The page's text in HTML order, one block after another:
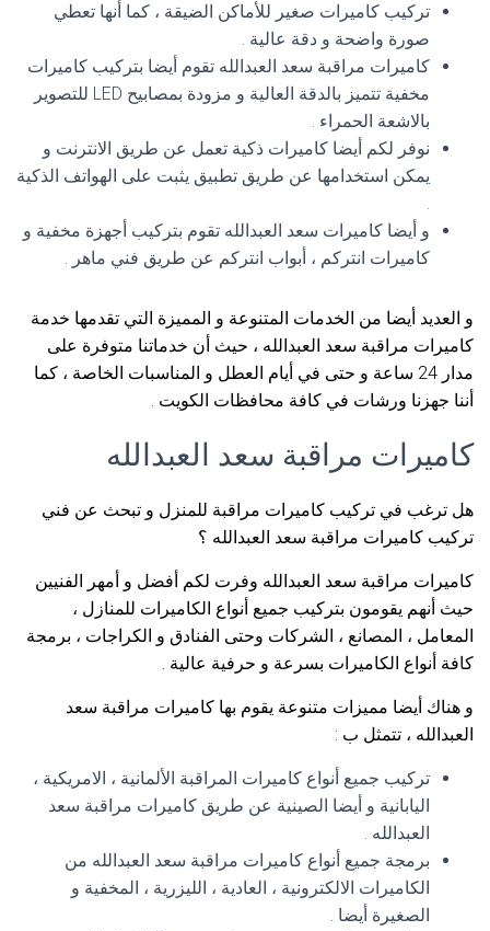
تركيب كاميرات صغير للأماكن الضيقة ، كما أنها تعطي
صورة واضحة و دقة عالية .
كاميرات مراقبة سعد العبدالله تقوم أيضا بتركيب كاميرات
مخفية تتميز بالدقة العالية و مزودة بمصابيح LED للتصوير
بالاشعة الحمراء .
نوفر لكم أيضا كاميرات ذكية تعمل عن طريق الانترنت و
يمكن استخدامها عن طريق تطبيق يثبت على الهواتف الذكية
.
و أيضا كاميرات سعد العبدالله تقوم بتركيب أجهزة مخفية و
كاميرات انتركم ، أبواب انتركم عن طريق فني ماهر .
و العديد أيضا من الخدمات المتنوعة و المميزة التي تقدمها خدمة
كاميرات مراقبة سعد العبدالله ، حيث أن خدماتنا متوفرة على
مدار 24 ساعة و حتى في أيام العطل و المناسبات الخاصة ، كما
أننا جهزنا ورشات في كافة محافظات الكويت .
كاميرات مراقبة سعد العبدالله
هل ترغب في تركيب كاميرات مراقبة للمنزل و تبحث عن فني
تركيب كاميرات مراقبة سعد العبدالله ؟
كاميرات مراقبة سعد العبدالله وفرت لكم أفضل و أمهر الفنيين
حيث أنهم يقومون بتركيب جميع أنواع الكاميرات للمنازل ،
المعامل ، المصانع ، الشركات وحتى الفنادق و الكراجات ، برمجة
كافة أنواع الكاميرات بسرعة و حرفية عالية .
و هناك أيضا مميزات متنوعة يقوم بها كاميرات مراقبة سعد
العبدالله ، تتمثل ب :
تركيب جميع أنواع كاميرات المراقبة الألمانية ، الامريكية ،
اليابانية و أيضا الصينية عن طريق كاميرات مراقبة سعد
العبدالله .
برمجة جميع أنواع كاميرات مراقبة سعد العبدالله من
الكاميرات الالكترونية ، العادية ، الليزرية ، المخفية و
الصغيرة أيضا .